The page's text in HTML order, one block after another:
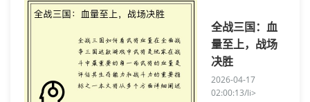
全战三国：血
量至上，战场
决胜
2026-04-17
02:00:13/li>